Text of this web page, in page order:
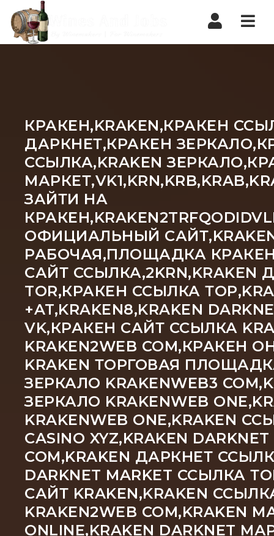
КРАКЕН,KRAKEN,КРАКЕН
ДАРКНЕТ,КРАКЕН
ССЫЛКА,KRAKEN
ЗАЙТИ НА
ОФИЦИАЛЬНЫЙ
РАБОЧАЯ,ПЛОЩАДКА
САЙТ
TOR,КРАКЕН ССЫЛКА
+AT,KRAKEN8,KRAKEN
VK,КРАКЕН САЙТ ССЫЛКА
KRAKEN2WEB COM,КРАКЕН
KRAKEN ТОРГОВАЯ
ЗЕРКАЛО KRAKENWEB3
ЗЕРКАЛО KRAKENWEB
KRAKENWEB ONE,KRAKEN
CASINO XYZ,KRAKEN
COM,KRAKEN ДАРКНЕТ
DARKNET MARKET ССЫЛКА
САЙТ KRAKEN,KRAKEN
KRAKEN2WEB
ONLINE,KRAKEN DARKNET